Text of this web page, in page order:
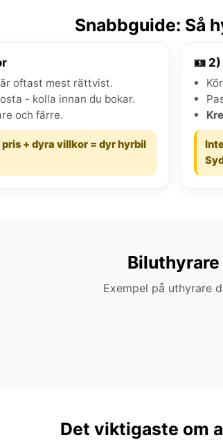
Snabbguide: Så
oftast mest rättvist.
- kolla innan du bokar.
och färre.
+ dyra villkor = dyr hyrbil
🪪
Biluthyrare
Exempel på uthyrare
Det viktigaste om